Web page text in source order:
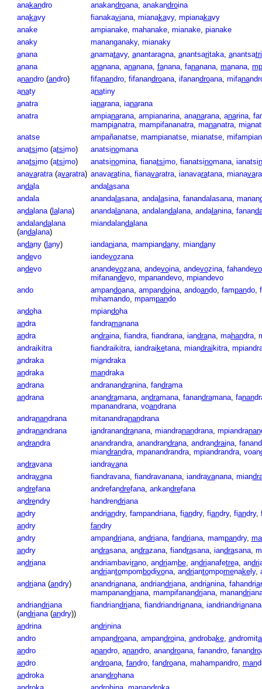
anakandro anakandroana, anakandroina
anakavy fianakaviana, mianakavy, mpianakavy
anake
ampianake, mahanake, mianake, pianake
anaky
mananganaky, mianaky
anana anamatavy, anantaraona, anantsaritaka, anantsatri
anana ananana, ananana, fanana, fananana, manana,
anandro(andro) fifanandro, fifanandroana, ifanandroana, mifana
anaty anatiny
anatra ianarana, ianarana
anatra
ampianarana, ampianarina, ananarana, anarina,
mampianatra, mampifananatra, mananatra, mia
anatse
ampañanatse, mampianatse, mianatse,
anatsimo(atsimo) anatsinomana
anatsimo(atsimo) anatsinomina, fianatsimo, fianatsinomana, ianatsi
anavaratra(avaratra) anavaratina, fianavaratra, ianavaratana, mianava
andala andalasana
andala
anandalasana, andalasina, fanandalasana, manan
andalana(lalana) anandalanana, andalandalana, andalanina, fanan
andalandalana
(andalana)
miandalandalana
andany(lany) iandaniana, mampiandany, miandany
andevo iandevozana
andevo anandevozana, andevoina, andevozina, fahandevo
mifanandevo, mpanandevo, mpiandevo
ando
ampandoana, ampandoina, andoando, fampando,
mihamando, mpampando
andoha mpiandoha
andra fandramanana
andra andraina, fiandra, fiandrana, iandrana, mahandra,
andraikitra
fiandraikitra, iandrai ketana, miandrai kitra,
andraka miandraka
andraka mandraka
andrana andranandranina, fandrama
andrana anandramana, andramana, fanandramana, fanan
mpanandrana, voandrana
andranandrana mitanandranandrana
andranandrana iandranandranana, miandranandrana, mpiandranan
andrandra anandrandra, anandrandrana, andrandraina,
miandrandra, mpanandrandra, mpiandrandra, voan
andravana iandravana
andravana fiandravana, fiandravanana, iandravanana, mian
andrefana andrefandrefana, ankandrefana
andrendry handrendriana
andry andriandry, fampandriana, fiandry, fiandry, fiandry,
andry fandry
andry ampandriana, andriana, fandriana, mampandry,
andry andrasana, andrazana, fiandrasana, iandrasana,
andriana andriambavirano, andriam be, andrianafetrea, andri
andriantompom bodivona, andriantompomenakely,
andriana(andry) anandrianana, andriandriana, andrianina, fahandria
mampanandriana, mampifanandriana, manandri
andriandriana
(andriana(andry))
fiandriandriana, fiandriandrianana, iandriandrianana
andrina andrinina
andro
ampandroana, ampandroina, androbake, andromit
andro anandro, anandro, anandroana, fanandro, fanandro
andro androana, fandro, fandroana, mahampandro, man
androka anandrohana